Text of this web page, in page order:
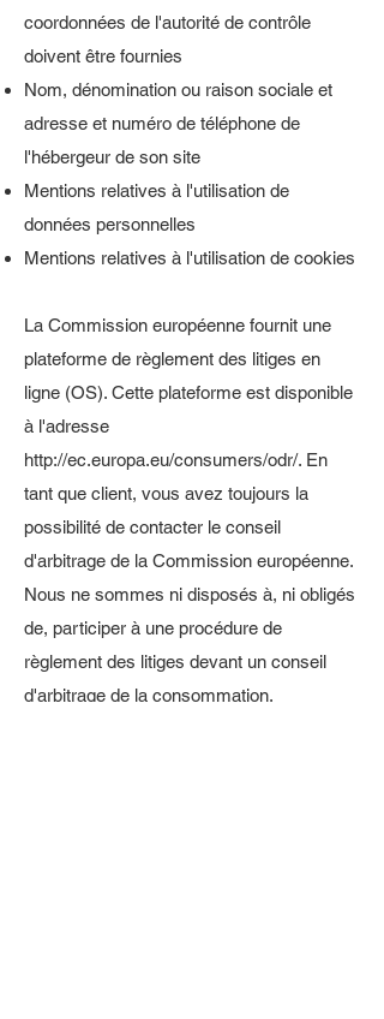
coordonnées de l'autorité de contrôle
doivent être fournies
Nom, dénomination ou raison sociale et
adresse et numéro de téléphone de
l'hébergeur de son site
Mentions relatives à l'utilisation de
données personnelles
Mentions relatives à l'utilisation de cookies
La Commission européenne fournit une
plateforme de règlement des litiges en
ligne (OS). Cette plateforme est disponible
à l'adresse
http://ec.europa.eu/consumers/odr/. En
tant que client, vous avez toujours la
possibilité de contacter le conseil
d'arbitrage de la Commission européenne.
Nous ne sommes ni disposés à, ni obligés
de, participer à une procédure de
règlement des litiges devant un conseil
d'arbitrage de la consommation.